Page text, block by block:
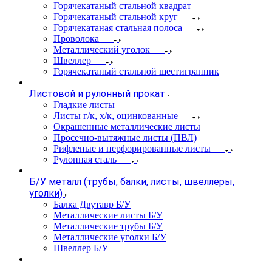
Горячекатаный стальной квадрат
Горячекатаный стальной круг
Горячекатаная стальная полоса
Проволока
Металлический уголок
Швеллер
Горячекатаный стальной шестигранник
Листовой и рулонный прокат
Гладкие листы
Листы г/к, х/к, оцинкованные
Окрашенные металлические листы
Просечно-вытяжные листы (ПВЛ)
Рифленые и перфорированные листы
Рулонная сталь
Б/У металл (трубы, балки, листы, швеллеры,
уголки)
Балка Двутавр Б/У
Металлические листы Б/У
Металлические трубы Б/У
Металлические уголки Б/У
Швеллер Б/У